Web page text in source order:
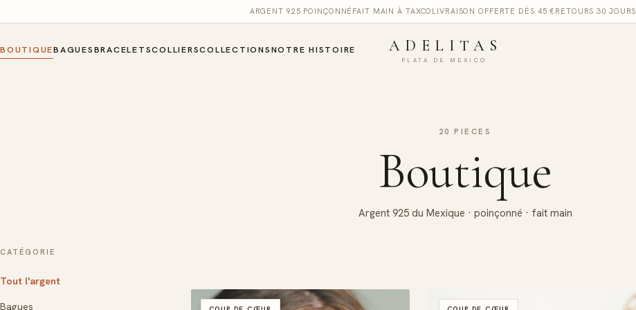
ARGENT 925 POINÇONNÉ FAIT MAIN À TAXCO LIVRAISON OFFERTE DÈS 45 € RETOURS 30 JOURS
BOUTIQUEBAGUESBRACELETSCOLLIERSCOLLECTIONSNOTRE HISTOIRE ADELITAS
PLATA DE MEXICO
20 PIECES
Boutique
Argent 925 du Mexique · poinçonné · fait main
CATÉGORIE
Tout l'argent
Bagues